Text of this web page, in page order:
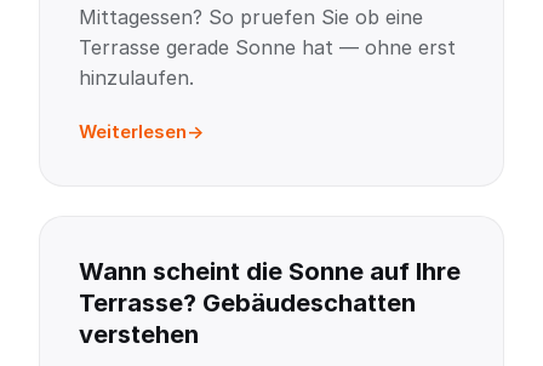
Mittagessen? So pruefen Sie ob eine
Terrasse gerade Sonne hat — ohne erst
hinzulaufen.
Weiterlesen
Wann scheint die Sonne auf Ihre
Terrasse? Gebäudeschatten
verstehen